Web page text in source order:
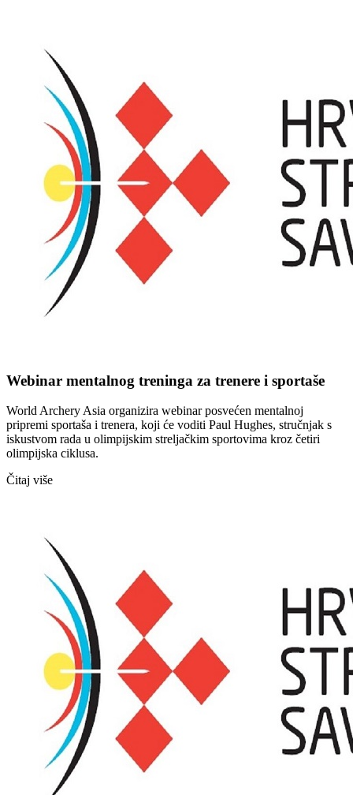
Webinar mentalnog treninga za trenere i sportaše
World Archery Asia organizira webinar posvećen mentalnoj
pripremi sportaša i trenera, koji će voditi Paul Hughes, stručnjak s
iskustvom rada u olimpijskim streljačkim sportovima kroz četiri
olimpijska ciklusa.
Čitaj više